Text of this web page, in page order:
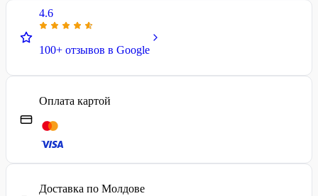
4.6
100+ отзывов в Google
Оплата картой
Доставка по Молдове